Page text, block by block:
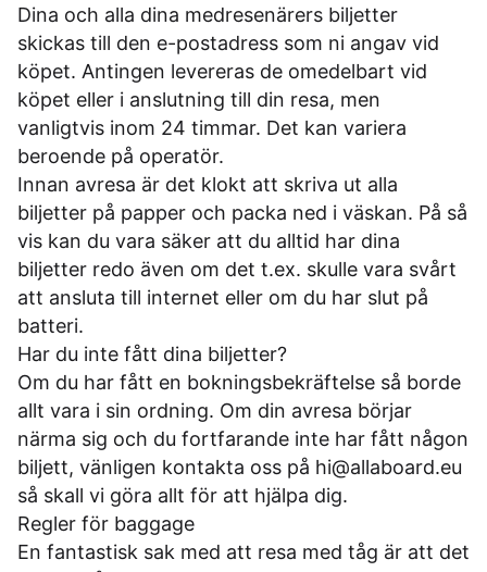
Dina och alla dina medresenärers biljetter
skickas till den e-postadress som ni angav vid
köpet. Antingen levereras de omedelbart vid
köpet eller i anslutning till din resa, men
vanligtvis inom 24 timmar. Det kan variera
beroende på operatör.
Innan avresa är det klokt att skriva ut alla
biljetter på papper och packa ned i väskan. På så
vis kan du vara säker att du alltid har dina
biljetter redo även om det t.ex. skulle vara svårt
att ansluta till internet eller om du har slut på
batteri.
Har du inte fått dina biljetter?
Om du har fått en bokningsbekräftelse så borde
allt vara i sin ordning. Om din avresa börjar
närma sig och du fortfarande inte har fått någon
biljett, vänligen kontakta oss på hi@allaboard.eu
så skall vi göra allt för att hjälpa dig.
Regler för baggage
En fantastisk sak med att resa med tåg är att det